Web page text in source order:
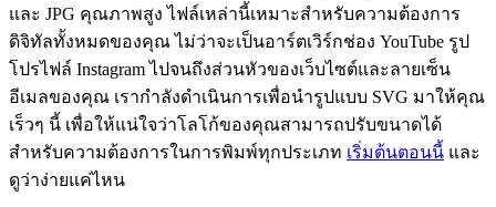
และ JPG คุณภาพสูง ไฟล์เหล่านี้เหมาะสำหรับความต้องการ
ดิจิทัลทั้งหมดของคุณ ไม่ว่าจะเป็นอาร์ตเวิร์กช่อง YouTube รูป
โปรไฟล์ Instagram ไปจนถึงส่วนหัวของเว็บไซต์และลายเซ็น
อีเมลของคุณ เรากำลังดำเนินการเพื่อนำรูปแบบ SVG มาให้คุณ
เร็วๆ นี้ เพื่อให้แน่ใจว่าโลโก้ของคุณสามารถปรับขนาดได้
สำหรับความต้องการในการพิมพ์ทุกประเภท เริ่มต้นตอนนี้ และ
ดูว่าง่ายแค่ไหน